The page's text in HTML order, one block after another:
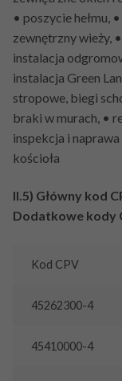
• poszycie hełmu,
zewnętrzny wieży,
instalacja
instalacja Green
stropowe, biegi
braki w murach, •
inspekcja i
kościoła
II.5) Główny kod
Dodatkowe kody
Kod CPV
45262300-4
45410000-4